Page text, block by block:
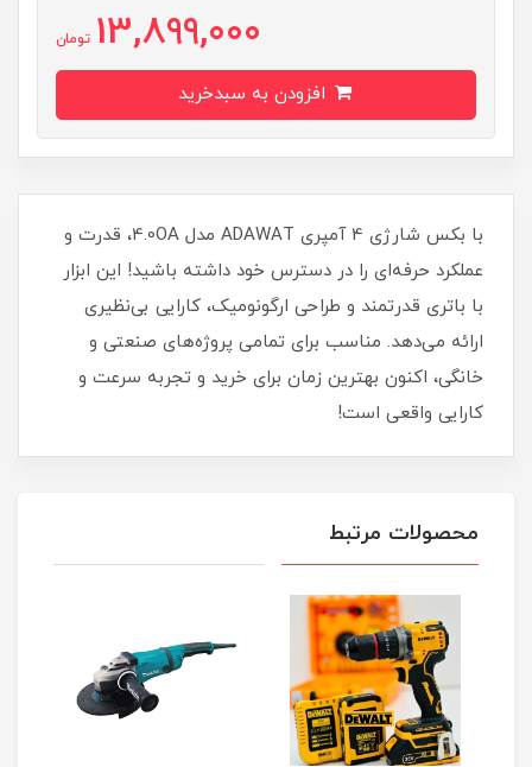
13,899,000 تومان
با بکس شارژی 4 آمپری ADAWAT مدل 4.0OA، قدرت و
عملکرد حرفه‌ای را در دسترس خود داشته باشید! این ابزار
با باتری قدرتمند و طراحی ارگونومیک، کارایی بی‌نظیری
ارائه می‌دهد. مناسب برای تمامی پروژه‌های صنعتی و
خانگی، اکنون بهترین زمان برای خرید و تجربه سرعت و
کارایی واقعی است!
محصولات مرتبط